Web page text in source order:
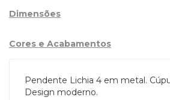
Dimensões
Cores e Acabamentos
Pendente Lichia 4 em metal.
Design moderno.